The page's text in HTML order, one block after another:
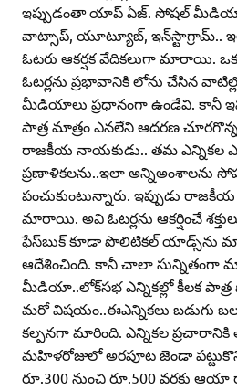
ఇప్పుడంతా యాప్‌ ఏజ్‌. సోషల్‌
వాట్సాప్‌, యూట్యూబ్‌, ఇన్‌స్టాగ్రామ్‌..
ఓటరు ఆకర్షక వేదికలుగా మారాయి.
ఓటర్లను ప్రభావానికి లోను చేసిన వాటిల్లో
మీడియాలు ప్రధానంగా ఉండేవి. కానీ
పాత్ర మాత్రం ఎనలేని ఆదరణ
రాజకీయ నాయకుడు.. తమ ఎన్నికల
ప్రణాళికలను..ఇలా
పంచుకుంటున్నారు. ఇప్పుడు
మారాయి. అవి ఓటర్లను ఆకర్షించే
ఫేస్‌బుక్‌ కూడా పొలిటికల్‌
ఆదేశించింది. కానీ చాలా సున్నితంగా
మీడియా..లోక్‌సభ ఎన్నికల్లో కీలక పాత్ర
మరో విషయం..ఈఎన్నికలు బడుగు
కల్పనగా మారింది. ఎన్నికల ప్రచారానికి
మహిళరోజులో అరపూట జెండా పట్టుకొని
రూ.300 నుంచి రూ.500 వరకు